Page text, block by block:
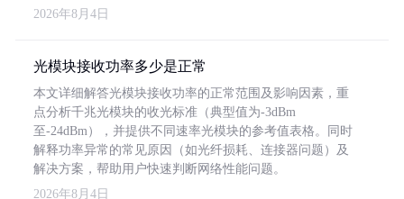
2026年8月4日
光模块接收功率多少是正常
本文详细解答光模块接收功率的正常范围及影响因素，重
点分析千兆光模块的收光标准（典型值为-3dBm
至-24dBm），并提供不同速率光模块的参考值表格。同时
解释功率异常的常见原因（如光纤损耗、连接器问题）及
解决方案，帮助用户快速判断网络性能问题。
2026年8月4日